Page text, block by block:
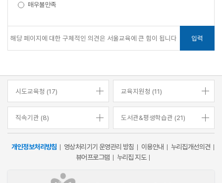
매우불만족
입력
시도교육청 (17) 교육지원청 (11)
직속기관 (8) 도서관&평생학습관 (21)
개인정보처리방침 영상처리기기 운영관리 방침 이용안내
누리집개선의견
뷰어프로그램
누리집 지도